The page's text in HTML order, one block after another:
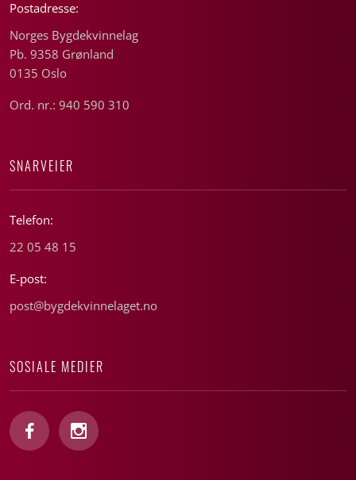
Postadresse:
Norges Bygdekvinnelag
Pb. 9358 Grønland
0135 Oslo
Ord. nr.: 940 590 310
SNARVEIER
Telefon:
22 05 48 15
E-post:
post@bygdekvinnelaget.no
SOSIALE MEDIER